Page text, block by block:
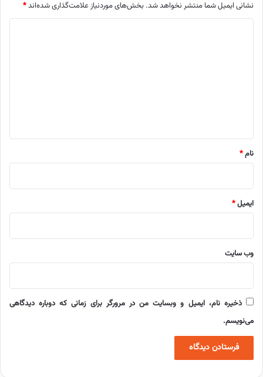
نشانی ایمیل شما منتشر نخواهد شد. بخش‌های موردنیاز علامت‌گذاری شده‌اند*
نام*
ایمیل*
وب‌ سایت
ذخیره نام، ایمیل و وبسایت من در مرورگر برای زمانی که دوباره دیدگاهی
می‌نویسم.